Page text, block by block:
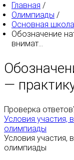
Главная /
Олимпиады /
Основная
Обозначение
внимат...
—
Проверка ответов
Условия участия,
олимпиады
Условия участия,
олимпиады